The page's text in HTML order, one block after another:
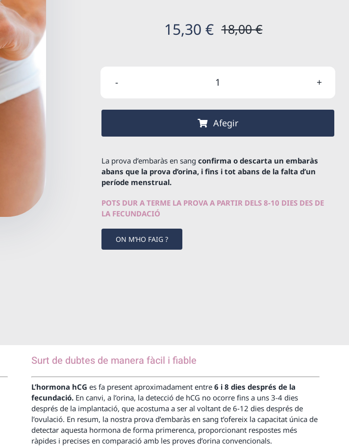
18,00€El
15,30 €
El
quantitat
de
(sang)
Afegir
La prova d’embaràs en sang confirma o descarta un embaràs
abans que la prova d’orina, i fins i tot abans de la falta d’un
període menstrual.
POTS DUR A TERME LA PROVA A PARTIR DELS 8-10 DIES DES DE
LA FECUNDACIÓ
ON M’HO FAIG ?
Surt de dubtes de manera fàcil i fiable
L’hormona hCGes fa present aproximadament entre 6 i 8 dies després de la
fecundació. En canvi, a l’orina, la detecció de hCG no ocorre fins a uns 3-4 dies
després de la implantació, que acostuma a ser al voltant de 6-12 dies després de
l’ovulació. En resum, la nostra prova d’embaràs en sang t’ofereix la capacitat única de
detectar aquesta hormona de forma primerenca, proporcionant respostes més
ràpides i precises en comparació amb les proves d’orina convencionals.